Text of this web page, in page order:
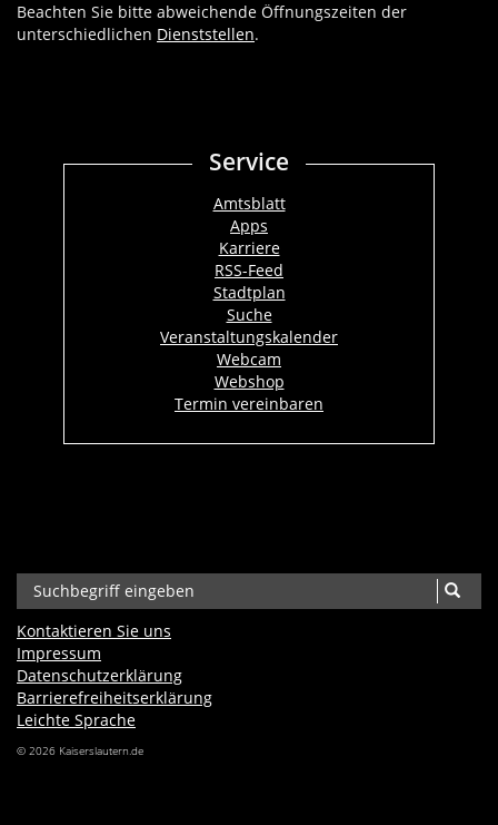
Beachten Sie bitte abweichende Öffnungszeiten der
unterschiedlichen Dienststellen.
Service
Amtsblatt
Apps
Karriere
RSS-Feed
Stadtplan
Suche
Veranstaltungskalender
Webcam
Webshop
Termin vereinbaren
Kontaktieren Sie uns
Impressum
Datenschutzerklärung
Barrierefreiheits­erklärung
Leichte Sprache
© 2026 Kaiserslautern.de